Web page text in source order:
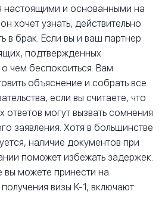
настоящими и основанными на
хочет узнать, действительно
в брак. Если вы и ваш партнер
подтвержденных
чем беспокоиться. Вам
объяснение и собрать все
если вы считаете, что
ответов могут вызвать сомнения
заявления. Хотя в большинстве
наличие документов при
поможет избежать задержек.
можете принести на
визы K-1, включают: